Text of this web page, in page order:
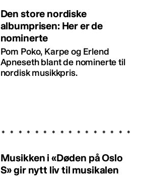
Den store nordiske
albumprisen: Her er de
nominerte
Pom Poko, Karpe og Erlend
Apneseth blant de nominerte til
nordisk musikkpris.
Musikken i «Døden på Oslo
S» gir nytt liv til musikalen